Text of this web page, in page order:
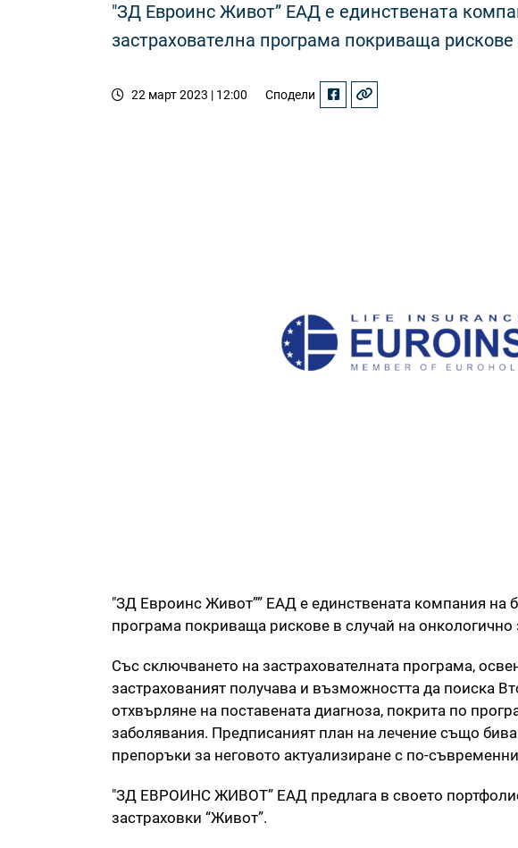
"ЗД Евроинс Живот” ЕАД е единствената
застрахователна програма покриваща
22 март 2023 | 12:00 Сподели
"ЗД Евроинс Живот”” ЕАД е единствената компания на
програма покриваща рискове в случай на онкологично
Със сключването на застрахователната програма,
застрахованият получава и възможността да поиска
отхвърляне на поставената диагноза, покрита по
заболявания. Предписаният план на лечение също
препоръки за неговото актуализиране с по-
"ЗД ЕВРОИНС ЖИВОТ” ЕАД предлага в своето
застраховки “Живот”.